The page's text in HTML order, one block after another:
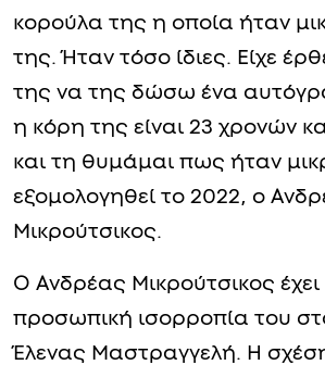
κορούλα της η οποία ήταν
της. Ήταν τόσο ίδιες. Είχε
της να της δώσω ένα
η κόρη της είναι 23 χρονών
και τη θυμάμαι πως ήταν
εξομολογηθεί το 2022, ο
Μικρούτσικος.
Ο Ανδρέας Μικρούτσικος έχει
προσωπική ισορροπία του
Έλενας Μαστραγγελή. Η